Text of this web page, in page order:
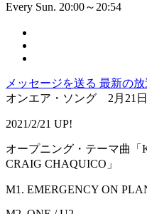
Every Sun. 20:00～20:54
メッセージを送る 最新の放
オンエア・ソング 2月21
2021/2/21 UP!
オープニング・テーマ曲「
CRAIG CHAQUICO」
M1. EMERGENCY ON